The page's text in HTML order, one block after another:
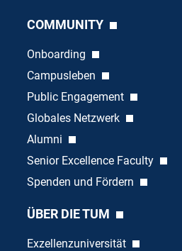
COMMUNITY
Onboarding
Campusleben
Public Engagement
Globales Netzwerk
Alumni
Senior Excellence Faculty
Spenden und Fördern
ÜBER DIE TUM
Exzellenzuniversität